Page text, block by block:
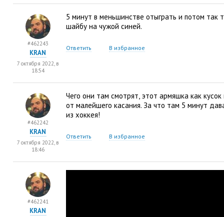
5 минут в меньшинстве отыграть и потом так
шайбу на чужой синей.
Ответить В избранное
#462243
KRAN
7 октября 2022, в
18:54
Чего они там смотрят, этот армяшка как кусок
от малейшего касания. За что там 5 минут
из хоккея!
Ответить В избранное
#462242
KRAN
7 октября 2022, в
18:46
#462241
KRAN